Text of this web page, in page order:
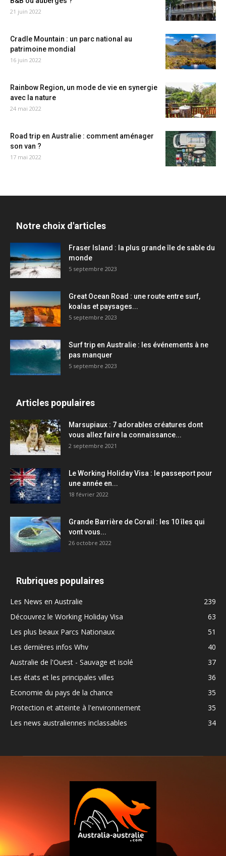
21 juin 2022
Cradle Mountain : un parc national au
patrimoine mondial
16 juin 2022
Rainbow Region, un mode de vie en synergie
avec la nature
24 mai 2022
Road trip en Australie : comment aménager
son van ?
17 mai 2022
Notre choix d'articles
Fraser Island : la plus grande île de sable du
monde
5 septembre 2023
Great Ocean Road : une route entre surf,
koalas et paysages...
5 septembre 2023
Surf trip en Australie : les événements à ne
pas manquer
5 septembre 2023
Articles populaires
Marsupiaux : 7 adorables créatures dont
vous allez faire la connaissance...
2 septembre 2021
Le Working Holiday Visa : le passeport pour
une année en...
18 février 2022
Grande Barrière de Corail : les 10 îles qui
vont vous...
26 octobre 2022
Rubriques populaires
Les News en Australie
239
Découvrez le Working Holiday Visa
63
Les plus beaux Parcs Nationaux
51
Les dernières infos Whv
40
Australie de l'Ouest - Sauvage et isolé
37
Les états et les principales villes
36
Economie du pays de la chance
35
Protection et atteinte à l'environnement
35
Les news australiennes inclassables
34